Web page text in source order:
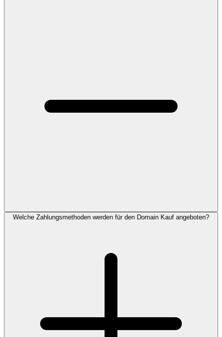
Welche Zahlungsmethoden werden für den Domain Kauf angeboten?